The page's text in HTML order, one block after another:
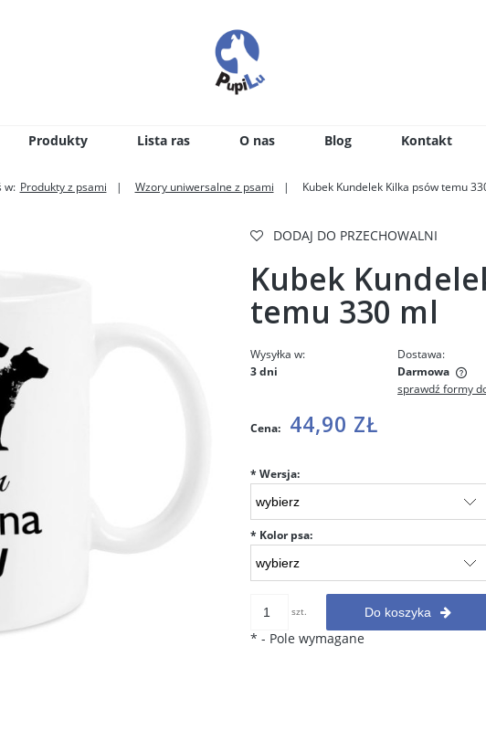
Produkty Lista ras O nas Blog Kontakt
w: Produkty z psami Wzory uniwersalne z psami Kubek Kundelek Kilka psów temu
DODAJ DO PRZECHOWALNI
Kubek
temu 330 ml
Wysyłka w:
3 dni
Dostawa:
Darmowa
kosztów płatności
sprawdź formy
Cena: 44,90 ZŁ
* Wersja:
* Kolor psa:
szt. Do koszyka
* - Pole wymagane